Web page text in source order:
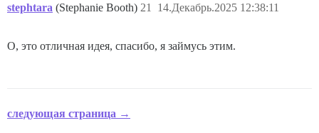
stephtara (Stephanie Booth) 14.Декабрь.2025 12:38:11
21
О, это отличная идея, спасибо, я займусь этим.
следующая страница →